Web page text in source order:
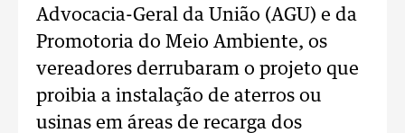
Advocacia-Geral da União (AGU) e da
Promotoria do Meio Ambiente, os
vereadores derrubaram o projeto que
proibia a instalação de aterros ou
usinas em áreas de recarga dos